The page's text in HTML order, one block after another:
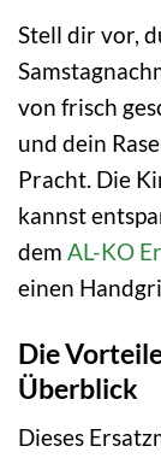
Stell dir vor,
von frisch
und dein
Pracht. Die
kannst
dem AL-KO
einen
Die
Überblick
Dieses